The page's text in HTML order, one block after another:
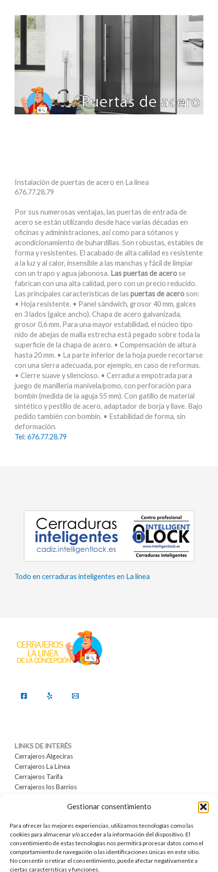
Gestionar consentimiento
Para ofrecer las mejores experiencias, utilizamos tecnologías como las
cookies para almacenar y/o acceder a la información del dispositivo. El
consentimiento de estas tecnologías nos permitirá procesar datos como el
comportamiento de navegación o las identificaciones únicas en este sitio.
No consentir o retirar el consentimiento, puede afectar negativamente a
ciertas características y funciones.
Instalación de puertas de acero en La linea
676.77.28.79
Por sus numerosas ventajas, las puertas de entrada de
acero se están utilizando desde hace varias décadas en
oficinas y administraciones, así como para sótanos y
acondicionamiento de buhardillas. Son robustas, estables de
forma y resistentes. El acabado de alta calidad es resistente
a la luz y al calor, insensible a las manchas y fácil de limpiar
con un trapo y agua jabonosa. Las puertas de acerose
fabrican con una alta calidad, pero con un precio reducido.
Las principales características de las puertas de aceroson:
• Hoja resistente. • Panel sándwich, grosor 40 mm, galces
en 3 lados (galce ancho). Chapa de acero galvanizada,
grosor 0,6 mm. Para una mayor estabilidad, el núcleo tipo
nido de abejas de malla estrecha está pegado sobre toda la
superficie de la chapa de acero. • Compensación de altura
hasta 20 mm. • La parte inferior de la hoja puede recortarse
con una sierra adecuada, por ejemplo, en caso de reformas.
• Cierre suave y silencioso. • Cerradura empotrada para
juego de manillería manivela/pomo, con perforación para
bombín (medida de la aguja 55 mm). Con gatillo de material
sintético y pestillo de acero, adaptador de borja y llave. Bajo
pedido también con bombín. • Estabilidad de forma, sin
deformación.
Tel: 676.77.28.79
Todo en cerraduras inteligentes en La línea
LINKS DE INTERÉS
Cerrajeros Algeciras
Cerrajeros La Linea
Cerrajeros Tarifa
Cerrajeros los Barrios
Cerrajeros san Roque
Cerrajeros Estepona
Cerrajeros Marbella